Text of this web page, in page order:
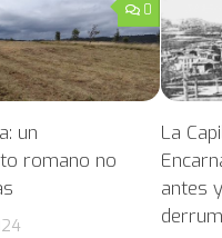
0
un
romano no
La
antes